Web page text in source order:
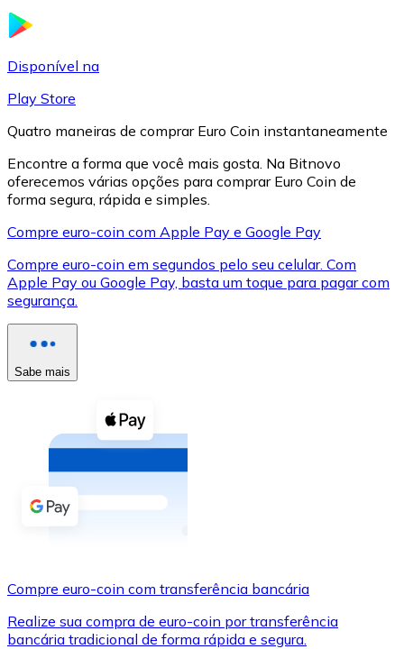
XRP
XRP
Ver tudo
Cupons cripto
Compre criptomoedas com dinheiro e outros
Comprar com dinheiro
Transferência SEPA
Use cartões Visa e Mastercard para comprar
Disponível na
Play Store
Quatro maneiras de comprar Euro Coin instantaneamente
Encontre a forma que você mais gosta. Na Bitnovo
oferecemos várias opções para comprar Euro Coin de
forma segura, rápida e simples.
Compre euro-coin com Apple Pay e Google Pay
Compre euro-coin em segundos pelo seu celular. Com
Apple Pay ou Google Pay, basta um toque para pagar com
segurança.
Sabe mais
Compre euro-coin com transferência bancária
Realize sua compra de euro-coin por transferência
bancária tradicional de forma rápida e segura.